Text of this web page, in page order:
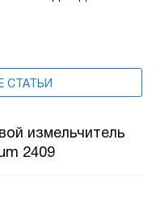
СТАТЬИ
измельчитель
2409